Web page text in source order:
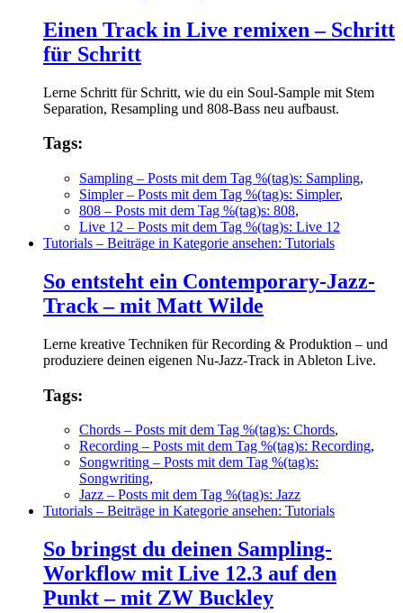
Einen Track in Live remixen – Schritt
für Schritt
Lerne Schritt für Schritt, wie du ein Soul-Sample mit Stem
Separation, Resampling und 808-Bass neu aufbaust.
Tags:
Sampling – Posts mit dem Tag %(tag)s: Sampling,
Simpler– Posts mit dem Tag %(tag)s: Simpler,
808 – Posts mit dem Tag %(tag)s: 808,
Live 12 – Posts mit dem Tag %(tag)s: Live 12
Tutorials – Beiträge in Kategorie ansehen: Tutorials
So entsteht ein Contemporary-Jazz-
Track – mit Matt Wilde
Lerne kreative Techniken für Recording & Produktion – und
produziere deinen eigenen Nu-Jazz-Track in Ableton Live.
Tags:
Chords – Posts mit dem Tag %(tag)s: Chords,
Recording – Posts mit dem Tag %(tag)s: Recording,
Songwriting – Posts mit dem Tag %(tag)s:
Songwriting,
Jazz – Posts mit dem Tag %(tag)s: Jazz
Tutorials – Beiträge in Kategorie ansehen: Tutorials
So bringst du deinen Sampling-
Workflow mit Live 12.3 auf den
Punkt – mit ZW Buckley